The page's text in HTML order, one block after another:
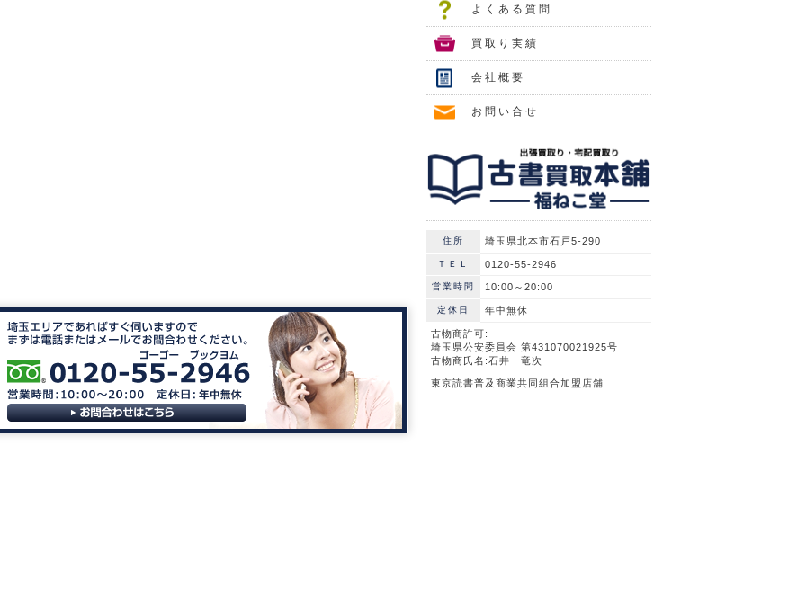
よくある質問
買取り実績
会社概要
お問い合せ
住所 埼玉県北本市石戸5-290
ＴＥＬ 0120-55-2946
営業時間 10:00～20:00
定休日 年中無休
古物商許可:
埼玉県公安委員会 第431070021925号
古物商氏名:石井 竜次
東京読書普及商業共同組合加盟店舗